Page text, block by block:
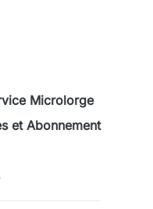
Microlorge
et Abonnement